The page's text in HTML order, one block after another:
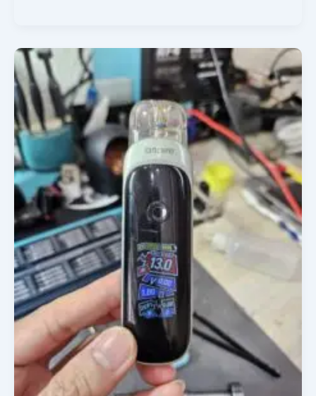
Sửa
Pod
Không
Lên
Nguồn
Sài
Gòn:
Nguyên
Nhân
Và
Cách
Xử
Lý